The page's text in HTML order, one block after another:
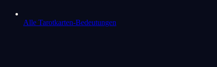
Alle Tarotkarten-Bedeutungen